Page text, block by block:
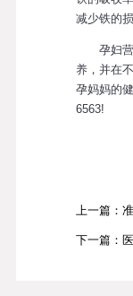
减少铁的损
孕妇营
养，并在
孕妈妈的
6563!
上一篇：
下一篇：